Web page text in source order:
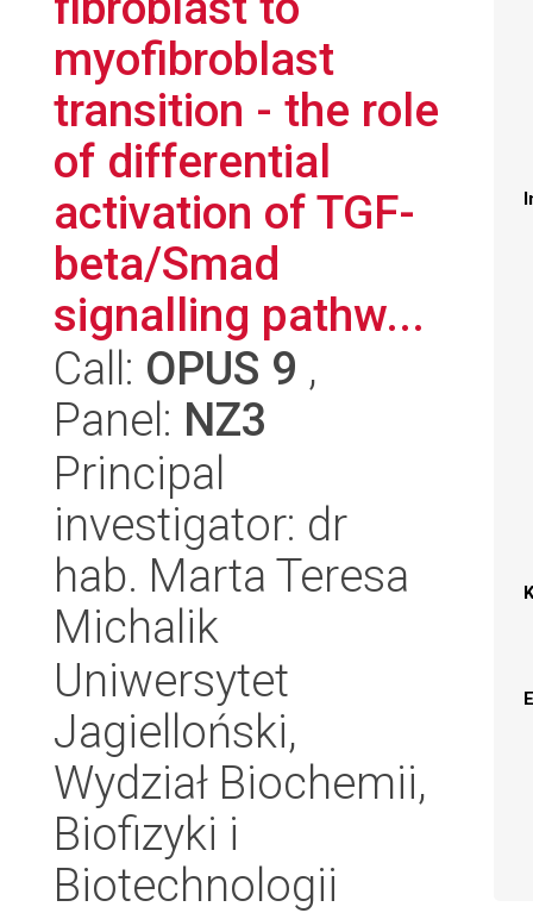
myofibroblast
transition - the role
of differential
activation of TGF-
beta/Smad
signalling pathw...
Call: OPUS 9 ,
Panel: NZ3
Principal
investigator: dr
hab. Marta Teresa
Michalik
Uniwersytet
Jagielloński,
Wydział Biochemii,
Biofizyki i
Biotechnologii